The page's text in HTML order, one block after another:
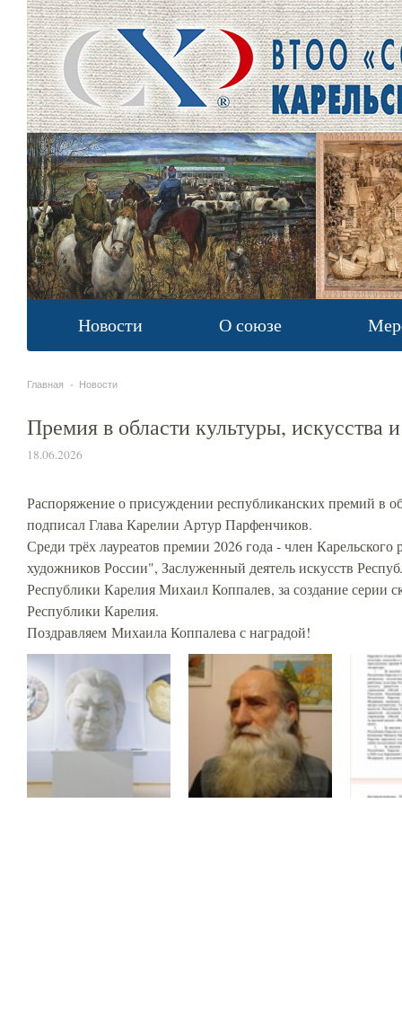
Новости О союзе
Главная Новости
Премия в области культуры, искусства
18.06.2026
Распоряжение о присуждении республиканских премий в
подписал Глава Карелии Артур Парфенчиков.
Среди трёх лауреатов премии 2026 года - член
художников России", Заслуженный деятель искусств
Республики Карелия Михаил Коппалев, за создание серии
Республики Карелия.
Поздравляем Михаила Коппалева с наградой!